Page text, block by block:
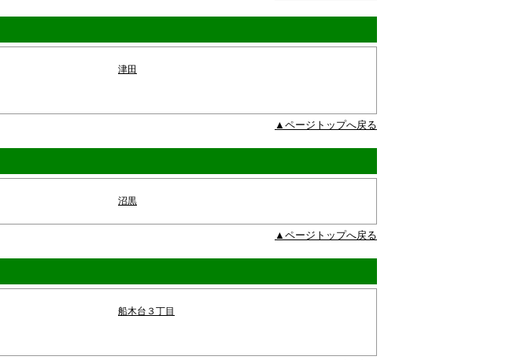
津田
▲ページトップへ戻る
沼黒
▲ページトップへ戻る
船木台３丁目